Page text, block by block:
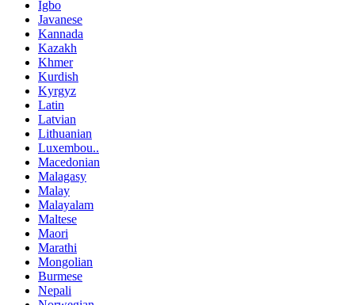
Igbo
Javanese
Kannada
Kazakh
Khmer
Kurdish
Kyrgyz
Latin
Latvian
Lithuanian
Luxembou..
Macedonian
Malagasy
Malay
Malayalam
Maltese
Maori
Marathi
Mongolian
Burmese
Nepali